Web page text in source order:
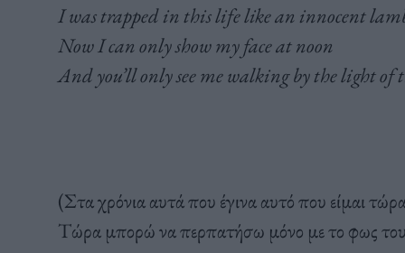
I was trapped in this life like an innocent
Now I can only show my face at noon
And you’ll only see me walking by the light of
(Στα χρόνια αυτά που έγινα αυτό που είμαι
Τώρα μπορώ να περπατήσω μόνο με το φως